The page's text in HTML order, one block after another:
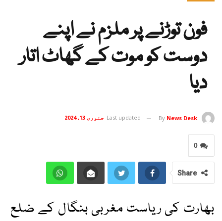
فون توڑنے پر ملزم نے اپنے
دوست کو موت کے گھاٹ اتار
دیا
By News Desk
Last updated جنوری 13, 2024
0
Share
بھارت کی ریاست مغربی بنگال کے ضلع